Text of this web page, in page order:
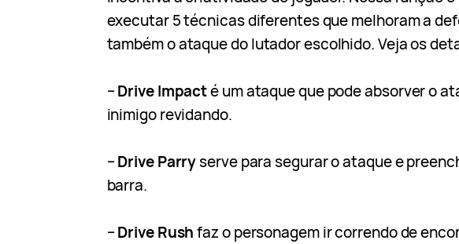
executar 5 técnicas diferentes que melhoram a
também o ataque do lutador escolhido. Veja os
–Drive Impacté um ataque que pode absorver o
inimigo revidando.
–Drive Parryserve para segurar o ataque e
barra.
–Drive Rushfaz o personagem ir correndo de